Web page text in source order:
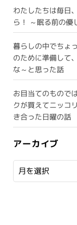
わたしたちは毎日
ら！ ～眠る前の優
暮らしの中でちょ
のために準備して
な～と思った話
お目当てのもので
クが買えてニッコ
き合った日曜の話
アーカイブ